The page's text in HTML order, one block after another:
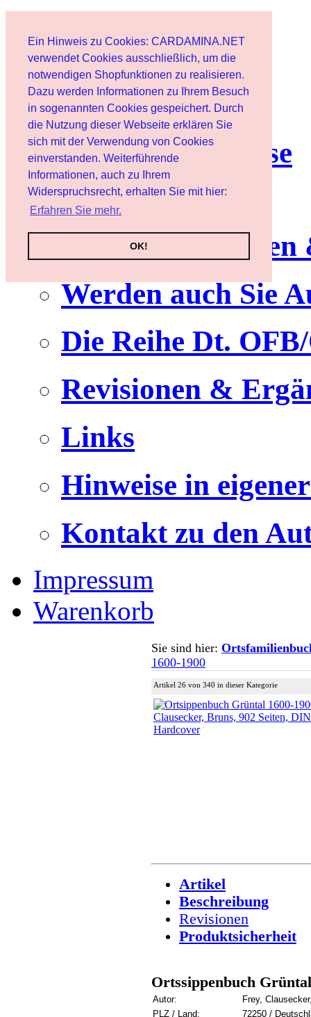
Ein Hinweis zu Cookies: CARDAMINA.NET
verwendet Cookies ausschließlich, um die
notwendigen Shopfunktionen zu realisieren.
Dazu werden Informationen zu Ihrem Besuch
in sogenannten Cookies gespeichert. Durch
die Nutzung dieser Webseite erklären Sie
sich mit der Verwendung von Cookies
einverstanden. Weiterführende
Informationen, auch zu Ihrem
Widerspruchsrecht, erhalten Sie mit hier:
Erfahren Sie mehr.
OK!
Benutzer
Newsletter
Nutzungshinweise
Service
Werden auch Sie
Die Reihe Dt.
Revisionen &
Links
Hinweise in
Kontakt zu den
Impressum
Warenkorb
Sie sind hier:
1600-1900
Artikel 26 von 340 in dieser Kategorie
Artikel
Beschreibung
Revisionen
Produktsicherheit
Ortssippenbuch
Autor:
Frey,
PLZ / Land:
72250 /